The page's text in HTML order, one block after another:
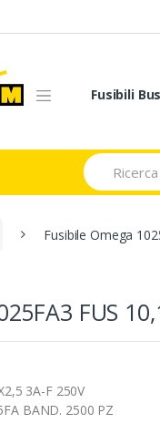
Fusibili
Search
for:
Fusibile Omega
FUS
3A-F 250V
BAND. 2500 PZ